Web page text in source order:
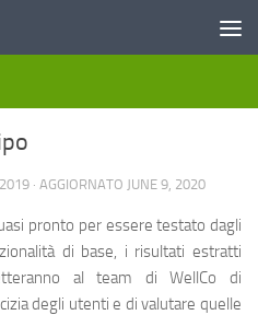
· AGGIORNATO JUNE 9, 2020
pronto per essere testato dagli
di base, i risultati estratti
al team di WellCo di
degli utenti e di valutare quelle